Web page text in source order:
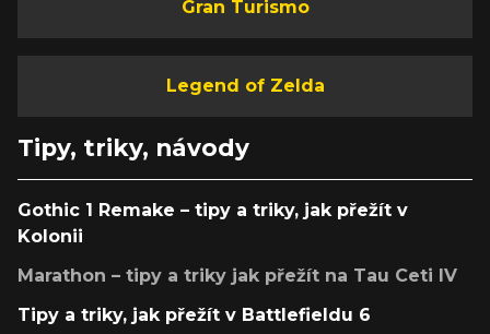
Gran Turismo
Legend of Zelda
Tipy, triky, návody
Gothic 1 Remake – tipy a triky, jak přežít v
Kolonii
Marathon – tipy a triky jak přežít na Tau Ceti IV
Tipy a triky, jak přežít v Battlefieldu 6